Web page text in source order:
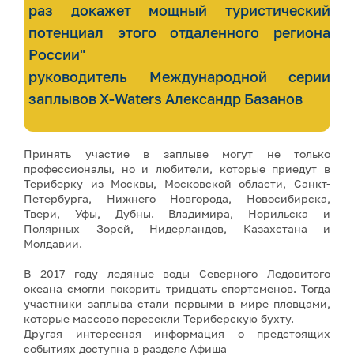
раз докажет мощный туристический
потенциал этого отдаленного региона
России"
руководитель Международной серии
заплывов X-Waters Александр Базанов
Принять участие в заплыве могут не только
профессионалы, но и любители, которые приедут в
Териберку из Москвы, Московской области, Санкт-
Петербурга, Нижнего Новгорода, Новосибирска,
Твери, Уфы, Дубны. Владимира, Норильска и
Полярных Зорей, Нидерландов, Казахстана и
Молдавии.
В 2017 году ледяные воды Северного Ледовитого
океана смогли покорить тридцать спортсменов. Тогда
участники заплыва стали первыми в мире пловцами,
которые массово пересекли Териберскую бухту.
Другая интересная информация о предстоящих
событиях доступна в разделе Афиша